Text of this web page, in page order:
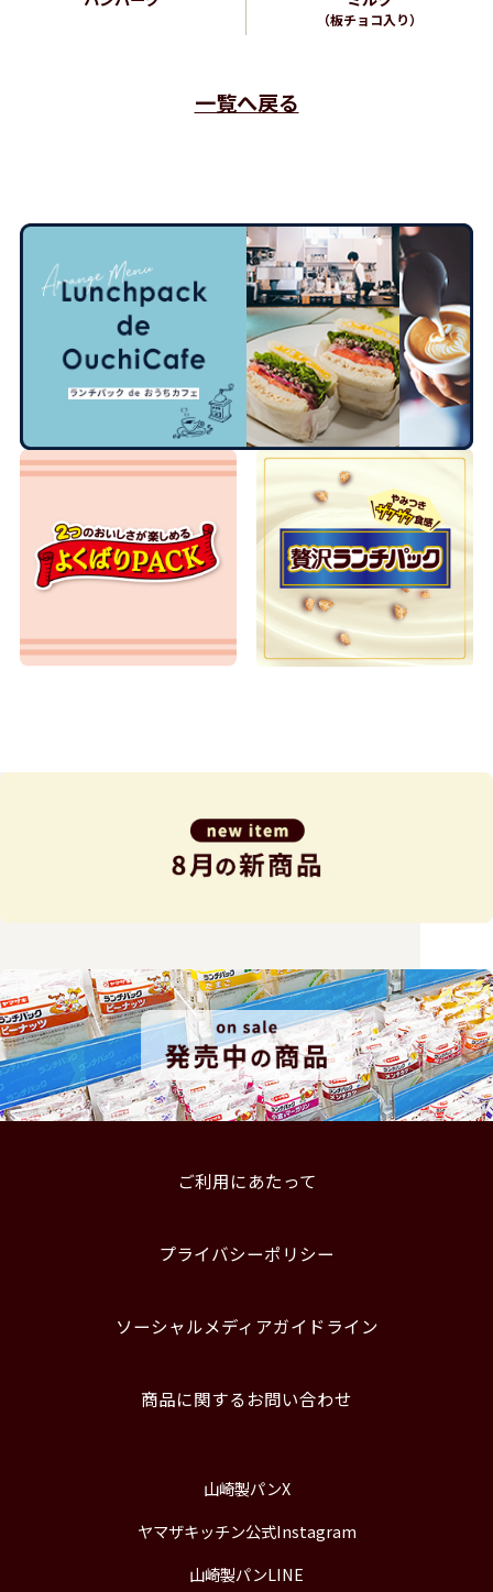
一覧へ戻る
（板チョコ入り）
ご利用にあたって
プライバシーポリシー
ソーシャルメディアガイドライン
商品に関するお問い合わせ
山崎製パンX
ヤマザキッチン公式Instagram
山崎製パンLINE